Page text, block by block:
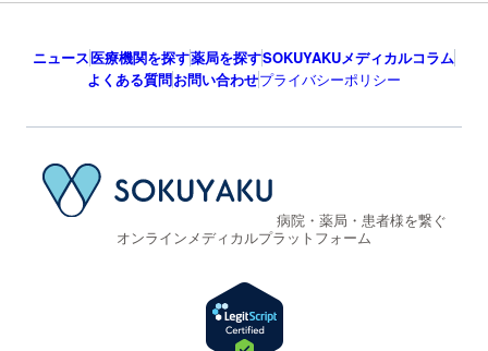
ニュース医療機関を探す薬局を探すSOKUYAKUメディカルコラム
よくある質問お問い合わせプライバシーポリシー
病院・薬局・患者様を繋ぐ
オンラインメディカルプラットフォーム